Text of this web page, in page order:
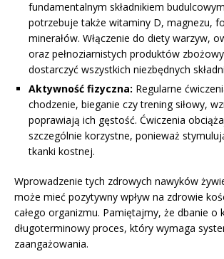
fundamentalnym składnikiem
potrzebuje także witaminy D, magnezu,
minerałów. Włączenie do diety warzyw,
oraz pełnoziarnistych produktów
dostarczyć wszystkich niezbędnych
Aktywność fizyczna: Regularne
chodzenie, bieganie czy trening siłowy,
poprawiają ich gęstość. Ćwiczenia
szczególnie korzystne, ponieważ
tkanki kostnej.
Wprowadzenie tych zdrowych nawyków
może mieć pozytywny wpływ na zdrowie
całego organizmu. Pamiętajmy, że dbanie o
długoterminowy proces, który wymaga
zaangażowania.